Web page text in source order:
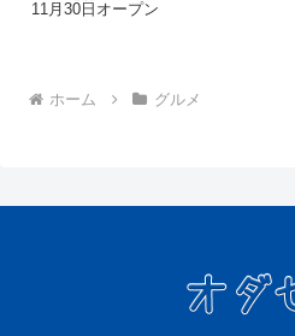
11月30日オープン
ホーム グルメ